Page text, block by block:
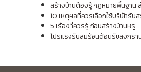
สร้างบ้านต้องรู้ กฎหมายพื้นฐาน
10 เหตุผลที่ควรเลือกใช้บริษัทรับ
5 เรื่องที่ควรรู้ ก่อนสร้างบ้านหรู
โปรแรงรับลมร้อนต้อนรับสงกรา